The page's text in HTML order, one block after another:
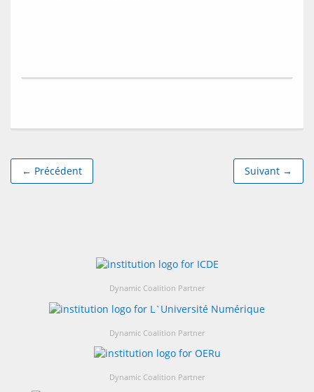
← Précédent Suivant →
Dynamic Coalition Partner
Dynamic Coalition Partner
Dynamic Coalition Partner